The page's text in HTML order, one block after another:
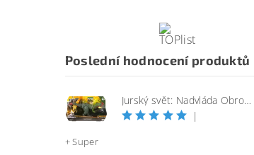
Poslední hodnocení produktů
Jurský svět: Nadvláda Obrovský útočící SINOTYRANNUS
|
+ Super